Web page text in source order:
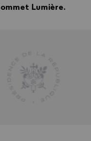
Lumière.